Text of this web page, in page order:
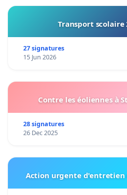
Transport scolaire
27 signatures
15 Jun 2026
Contre les éoliennes à
28 signatures
26 Dec 2025
Action urgente d'entretien